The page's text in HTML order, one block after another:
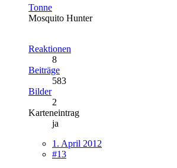
Tonne
Mosquito Hunter
Reaktionen
8
Beiträge
583
Bilder
2
Karteneintrag
ja
1. April 2012
#13